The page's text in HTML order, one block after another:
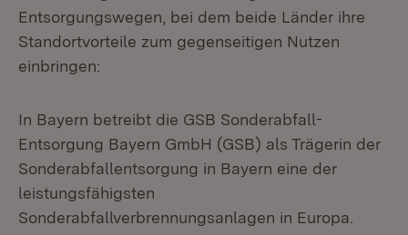
Entsorgungswegen, bei dem beide Länder ihre
Standortvorteile zum gegenseitigen Nutzen
einbringen:
In Bayern betreibt die GSB Sonderabfall-
Entsorgung Bayern GmbH (GSB) als Trägerin der
Sonderabfallentsorgung in Bayern eine der
leistungsfähigsten
Sonderabfallverbrennungsanlagen in Europa.